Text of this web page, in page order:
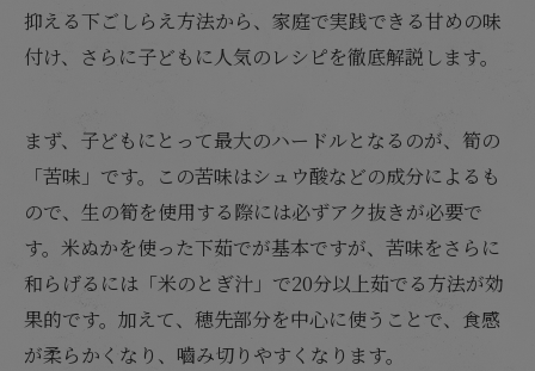
抑える下ごしらえ方法から、家庭で実践できる甘めの味
付け、さらに子どもに人気のレシピを徹底解説します。
まず、子どもにとって最大のハードルとなるのが、筍の
「苦味」です。この苦味はシュウ酸などの成分によるも
ので、生の筍を使用する際には必ずアク抜きが必要で
す。米ぬかを使った下茹でが基本ですが、苦味をさらに
和らげるには「米のとぎ汁」で20分以上茹でる方法が効
果的です。加えて、穂先部分を中心に使うことで、食感
が柔らかくなり、嚙み切りやすくなります。